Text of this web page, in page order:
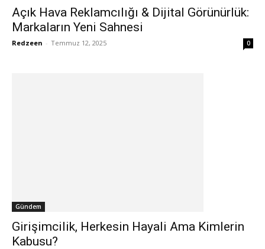
Açık Hava Reklamcılığı & Dijital Görünürlük:
Markaların Yeni Sahnesi
Redzeen - Temmuz 12, 2025 0
Gündem
Girişimcilik, Herkesin Hayali Ama Kimlerin
Kabusu?